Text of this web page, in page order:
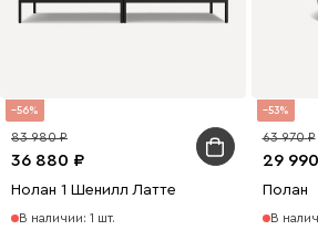
56
36 880
83 980
Нолан 1 Шенилл Латте
В наличии: 1 шт.
53
29 990
63 970
Полан
В